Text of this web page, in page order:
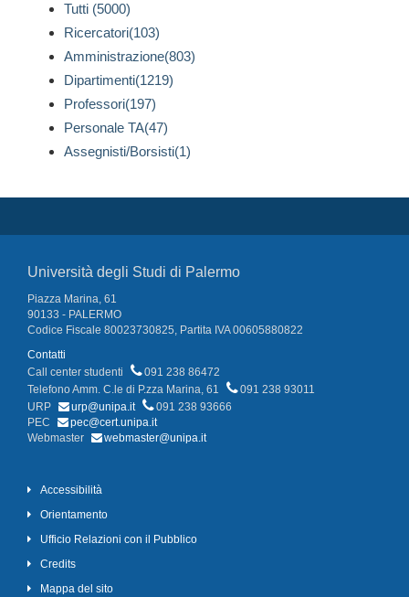
Tutti (5000)
Ricercatori(103)
Amministrazione(803)
Dipartimenti(1219)
Professori(197)
Personale TA(47)
Assegnisti/Borsisti(1)
Università degli Studi di Palermo
Piazza Marina, 61
90133 - PALERMO
Codice Fiscale 80023730825, Partita IVA 00605880822
Contatti
Call center studenti
091 238 86472
Telefono Amm. C.le di P.zza Marina, 61
091 238 93011
URP
urp@unipa.it
091 238 93666
PEC
pec@cert.unipa.it
Webmaster
webmaster@unipa.it
Accessibilità
Orientamento
Ufficio Relazioni con il Pubblico
Credits
Mappa del sito